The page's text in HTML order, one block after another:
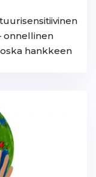
onnellinen
hankkeen